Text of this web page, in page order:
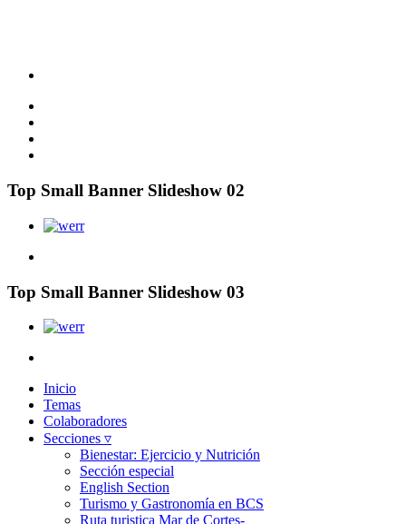
Top Small Banner Slideshow 02
Top Small Banner Slideshow 03
Inicio
Temas
Colaboradores
Secciones ▿
Bienestar: Ejercicio y Nutrición
Sección especial
English Section
Turismo y Gastronomía en BCS
Ruta turistica Mar de Cortes-